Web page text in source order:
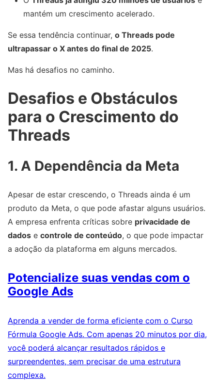
mantém um crescimento acelerado.
Se essa tendência continuar, o Threads pode
ultrapassar o X antes do final de 2025.
Mas há desafios no caminho.
Desafios e Obstáculos
para o Crescimento do
Threads
1. A Dependência da Meta
Apesar de estar crescendo, o Threads ainda é um
produto da Meta, o que pode afastar alguns usuários.
A empresa enfrenta críticas sobre privacidade de
dados e controle de conteúdo, o que pode impactar
a adoção da plataforma em alguns mercados.
Potencialize suas vendas com o
Google Ads
Aprenda a vender de forma eficiente com o Curso
Fórmula Google Ads. Com apenas 20 minutos por dia,
você poderá alcançar resultados rápidos e
surpreendentes, sem precisar de uma estrutura
complexa.